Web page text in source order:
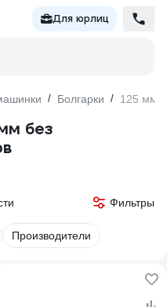
Для юрлиц
/ Болгарки / 125 мм
без
Фильтры
Производители